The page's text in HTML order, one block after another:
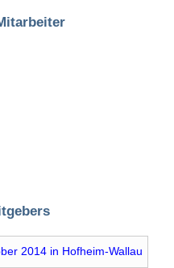
2014 in Hofheim-Wallau